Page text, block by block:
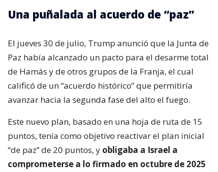
Una puñalada al acuerdo de “paz”
El jueves 30 de julio, Trump anunció que la Junta de
Paz había alcanzado un pacto para el desarme total
de Hamás y de otros grupos de la Franja, el cual
calificó de un “acuerdo histórico” que permitiría
avanzar hacia la segunda fase del alto el fuego.
Este nuevo plan, basado en una hoja de ruta de 15
puntos, tenía como objetivo reactivar el plan inicial
“de paz” de 20 puntos, y obligaba a Israel a
comprometerse a lo firmado en octubre de 2025